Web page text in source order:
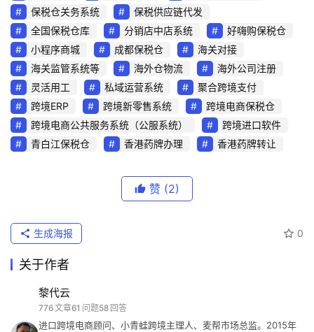
保税仓关务系统
保税供应链代发
全国保税仓库
分销店中店系统
好嗨购保税仓
小程序商城
成都保税仓
海关对接
海关监管系统等
海外仓物流
海外公司注册
灵活用工
私域运营系统
聚合跨境支付
跨境ERP
跨境新零售系统
跨境电商保税仓
跨境电商公共服务系统（公服系统）
跨境进口软件
青白江保税仓
香港药牌办理 香港药牌转让
赞 (2)
0
生成海报
关于作者
黎代云
776文章61 问题58 回答
进口跨境电商顾问、小青蛙跨境主理人、麦帮市场总监。2015年